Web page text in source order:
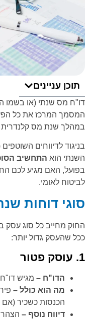
תוכן עניינים
דו"ח מס שנתי (או בשמו
המסמך המרכז את כל
במהלך שנת מס קלנדרית אחת (מה-1
בניגוד לדיווחים
השנתי הוא התחשיב
בפועל, האם מגיע לכם
לביטוח לאומי.
סוגי דוחות
החוק מחייב כל סוג עסק
ככל שהעסק גדול יותר:
1. עוסק פטור
הדו"ח – מגיש דו"ח
מה הוא כולל –
הכנסות כשכיר (אם
דיווח נוסף –